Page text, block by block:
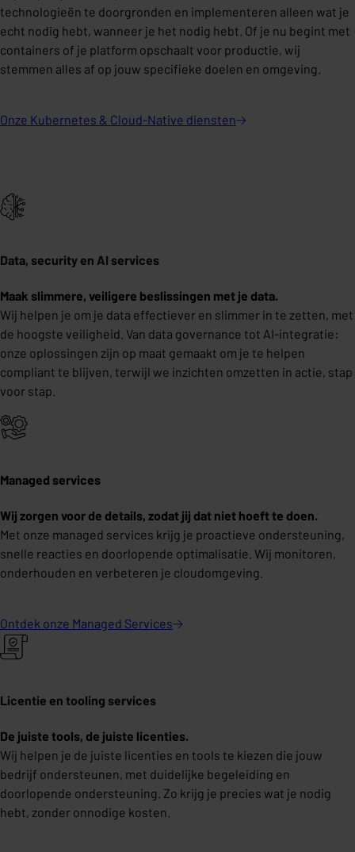
technologieën te doorgronden en implementeren alleen wat je
echt nodig hebt, wanneer je het nodig hebt. Of je nu begint met
containers of je platform opschaalt voor productie, wij
stemmen alles af op jouw specifieke doelen en omgeving.
Onze Kubernetes & Cloud-Native diensten
Data, security en AI services
Maak slimmere, veiligere beslissingen met je data.
Wij helpen je om je data effectiever en slimmer in te zetten, met
de hoogste veiligheid. Van data governance tot AI-integratie:
onze oplossingen zijn op maat gemaakt om je te helpen
compliant te blijven, terwijl we inzichten omzetten in actie, stap
voor stap.
Managed services
Wij zorgen voor de details, zodat jij dat niet hoeft te doen.
Met onze managed services krijg je proactieve ondersteuning,
snelle reacties en doorlopende optimalisatie. Wij monitoren,
onderhouden en verbeteren je cloudomgeving.
Ontdek onze Managed Services
Licentie en tooling services
De juiste tools, de juiste licenties.
Wij helpen je de juiste licenties en tools te kiezen die jouw
bedrijf ondersteunen, met duidelijke begeleiding en
doorlopende ondersteuning. Zo krijg je precies wat je nodig
hebt, zonder onnodige kosten.